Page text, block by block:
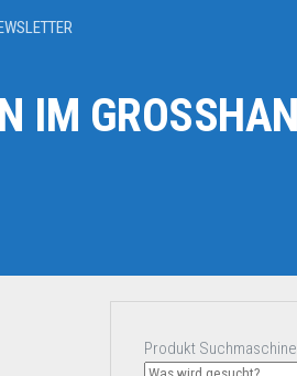
IM
Produkt Suchmaschine